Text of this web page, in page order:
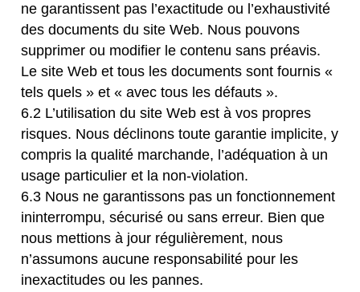
ne garantissent pas l’exactitude ou l’exhaustivité
des documents du site Web. Nous pouvons
supprimer ou modifier le contenu sans préavis.
Le site Web et tous les documents sont fournis «
tels quels » et « avec tous les défauts ».
6.2 L’utilisation du site Web est à vos propres
risques. Nous déclinons toute garantie implicite, y
compris la qualité marchande, l’adéquation à un
usage particulier et la non-violation.
6.3 Nous ne garantissons pas un fonctionnement
ininterrompu, sécurisé ou sans erreur. Bien que
nous mettions à jour régulièrement, nous
n’assumons aucune responsabilité pour les
inexactitudes ou les pannes.